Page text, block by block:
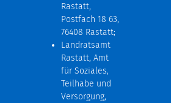
Rastatt,
Postfach 18 63,
76408 Rastatt;
Landratsamt
Rastatt, Amt
für Soziales,
Teilhabe und
Versorgung,